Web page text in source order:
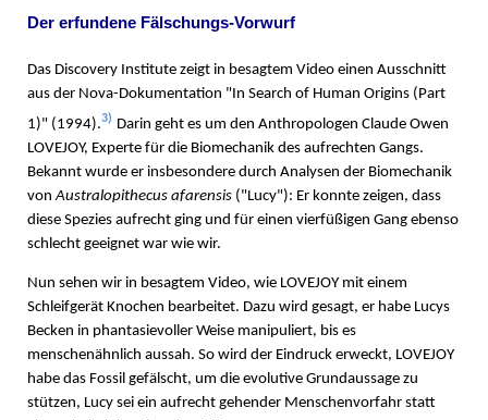
Der erfundene Fälschungs-Vorwurf
Das Discovery Institute zeigt in besagtem Video einen Ausschnitt
aus der Nova-Dokumentation "In Search of Human Origins (Part
1)" (1994).3) Darin geht es um den Anthropologen Claude Owen
LOVEJOY, Experte für die Biomechanik des aufrechten Gangs.
Bekannt wurde er insbesondere durch Analysen der Biomechanik
vonAustralopithecus afarensis("Lucy"): Er konnte zeigen, dass
diese Spezies aufrecht ging und für einen vierfüßigen Gang ebenso
schlecht geeignet war wie wir.
Nun sehen wir in besagtem Video, wie LOVEJOY mit einem
Schleifgerät Knochen bearbeitet. Dazu wird gesagt, er habe Lucys
Becken in phantasievoller Weise manipuliert, bis es
menschenähnlich aussah. So wird der Eindruck erweckt, LOVEJOY
habe das Fossil gefälscht, um die evolutive Grundaussage zu
stützen, Lucy sei ein aufrecht gehender Menschenvorfahr statt